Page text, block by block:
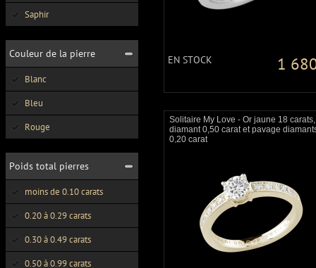
Saphir
Couleur de la pierre
Blanc
Bleu
Rouge
Poids total pierres
moins de 0.10 carats
0.20 à 0.29 carats
0.30 à 0.49 carats
0.50 à 0.99 carats
EN STOCK 1
Solitaire My Love - Or jaune 18 carats,
diamant 0,50 carat et pavage
0,20 carat